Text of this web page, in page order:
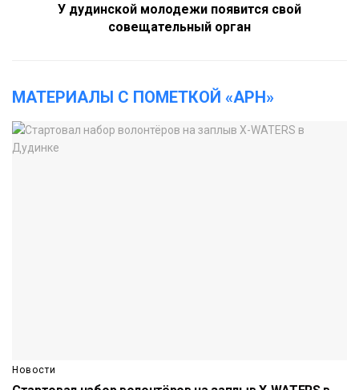
У дудинской молодежи появится свой
совещательный орган
МАТЕРИАЛЫ С ПОМЕТКОЙ «АРН»
Новости